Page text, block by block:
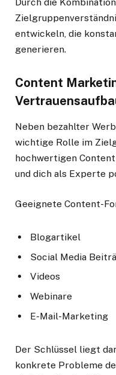
entwickeln, die
generieren.
Content
Neben bezahlter
wichtige Rolle im
hochwertigen
und dich als Experte
Geeignete Content-
Blogartikel
Social Media
Videos
Webinare
E-Mail-Marketing
Der Schlüssel liegt
konkrete Probleme